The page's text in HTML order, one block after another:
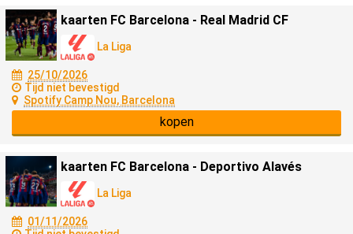
kaarten FC Barcelona - Real Madrid CF
La Liga
25/10/2026
Tijd niet bevestigd
Spotify Camp Nou, Barcelona
kopen
kaarten FC Barcelona - Deportivo Alavés
La Liga
01/11/2026